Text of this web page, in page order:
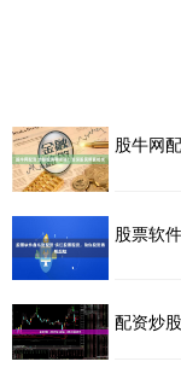
股牛网
股票软
配资炒